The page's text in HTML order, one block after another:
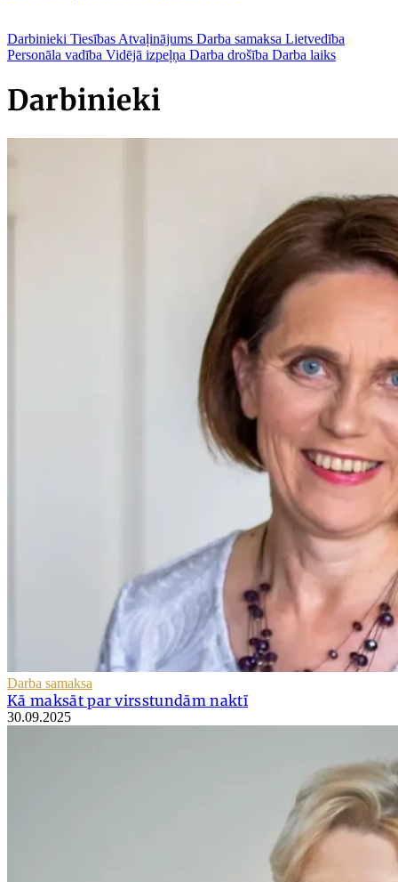
Darbinieki Tiesības Atvaļinājums Darba samaksa Lietvedība
Personāla vadība Vidējā izpeļņa Darba drošība Darba laiks
Darbinieki
Darba samaksa
Kā maksāt par virsstundām naktī
30.09.2025